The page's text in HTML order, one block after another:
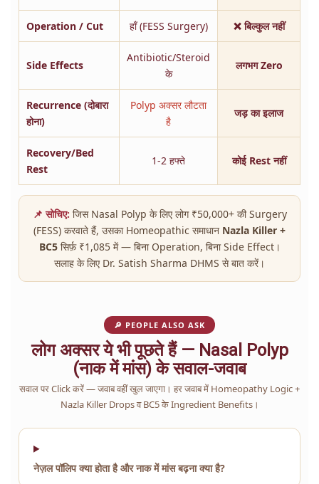
Operation / Cut हाँ (FESS Surgery) ❌ बिल्कुल नहीं
Side Effects
Antibiotic/Steroid
के
लगभग Zero
Recurrence (दोबारा
होना)
Polyp अक्सर लौटता
है
जड़ का इलाज
Recovery/Bed
Rest
1-2 हफ्ते कोई Rest नहीं
📌 सोचिए: जिस Nasal Polyp के लिए लोग ₹50,000+ की Surgery
(FESS) करवाते हैं, उसका Homeopathic समाधान Nazla Killer +
BC5सिर्फ़ ₹1,085 में — बिना Operation, बिना Side Effect।
सलाह के लिए Dr. Satish Sharma DHMS से बात करें।
🔎 PEOPLE ALSO ASK
लोग अक्सर ये भी पूछते हैं — Nasal Polyp
(नाक में मांस) के सवाल-जवाब
सवाल पर Click करें — जवाब वहीं खुल जाएगा। हर जवाब में Homeopathy Logic +
Nazla Killer Drops व BC5 के Ingredient Benefits।
नेज़ल पॉलिप क्या होता है और नाक में मांस बढ़ना क्या है?